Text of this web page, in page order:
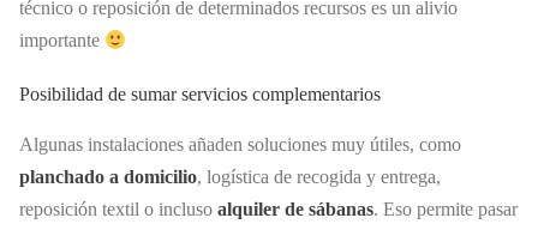
técnico o reposición de determinados recursos es un alivio
importante
Posibilidad de sumar servicios complementarios
Algunas instalaciones añaden soluciones muy útiles, como
planchado a domicilio, logística de recogida y entrega,
reposición textil o incluso alquiler de sábanas. Eso permite pasar